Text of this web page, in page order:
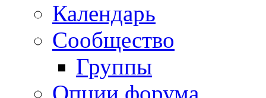
Календарь
Сообщество
Группы